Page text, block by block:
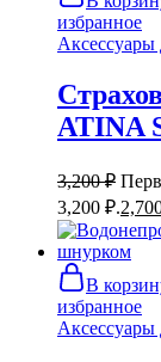
избранное
Аксессуары
ATINA
3,200₽
3,200 ₽.
В
избранное
Аксессуары